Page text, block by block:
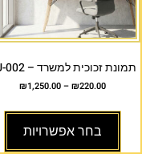
תמונת זכוכית למשרד – AU-002
₪220.00
–
₪1,250.00
בחר אפשרויות